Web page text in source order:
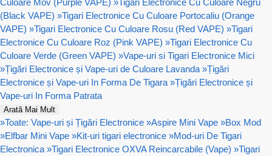
(Black VAPE) »Tigari Electronice Cu Culoare Portocaliu (Orange
VAPE) »Tigari Electronice Cu Culoare Rosu (Red VAPE) »Tigari
Electronice Cu Culoare Roz (Pink VAPE) »Tigari Electronice Cu
Culoare Verde (Green VAPE) »Vape-uri si Tigari Electronice Mici
»Țigări Electronice și Vape-uri de Culoare Lavanda »Țigări
Electronice și Vape-uri In Forma De Tigara »Țigări Electronice și
Vape-uri In Forma Patrata
Arată Mai Mult
»Toate: Vape-uri și Țigări Electronice »Aspire Mini Vape »Box Mod
»Elfbar Mini Vape »Kit-uri tigari electronice »Mod-uri De Tigari
Electronica »Tigari Electronice OXVA Reincarcabile (Vape) »Tigari